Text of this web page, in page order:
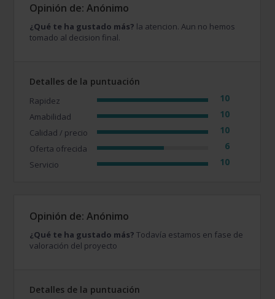
Opinión de: Anónimo
¿Qué te ha gustado más? la atencion. Aun no hemos
tomado al decision final.
Detalles de la puntuación
Rapidez 10
Amabilidad 10
Calidad / precio 10
Oferta ofrecida 6
Servicio 10
Opinión de: Anónimo
¿Qué te ha gustado más? Todavía estamos en fase de
valoración del proyecto
Detalles de la puntuación